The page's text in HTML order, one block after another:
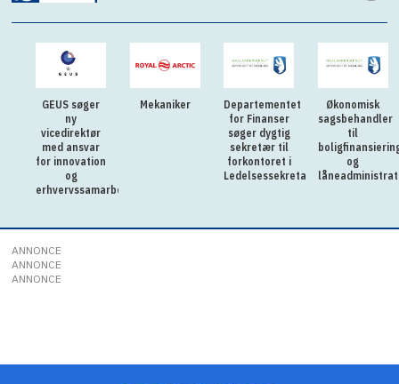
GEUS søger
ny
vicedirektør
med ansvar
for innovation
og
erhvervssamarbejde
Mekaniker
Departementet
for Finanser
søger dygtig
sekretær til
forkontoret i
Ledelsessekretariatet
Økonomisk
sagsbehandler
til
og
ANNONCE
ANNONCE
ANNONCE